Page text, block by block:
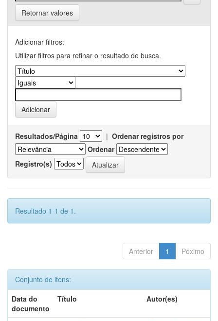
Retornar valores
Adicionar filtros:
Utilizar filtros para refinar o resultado de busca.
Resultados/Página | Ordenar registros por
Ordenar
Registro(s)
Resultado 1-1 de 1.
Anterior 1 Póximo
Conjunto de itens:
Data do
documento
Título Autor(es)